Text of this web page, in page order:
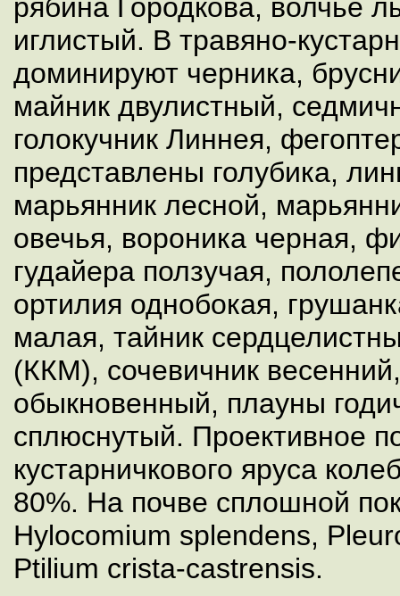
рябина Городкова, волчье
иглистый. В травяно-
доминируют черника,
майник двулистный,
голокучник Линнея,
представлены голубика,
марьянник лесной,
овечья, вороника черная,
гудайера ползучая,
ортилия однобокая,
малая, тайник
(ККМ), сочевичник
обыкновенный, плауны
сплюснутый. Проективное
кустарничкового яруса
80%. На почве сплошной
Hylocomium splendens,
Ptilium crista-castrensis.